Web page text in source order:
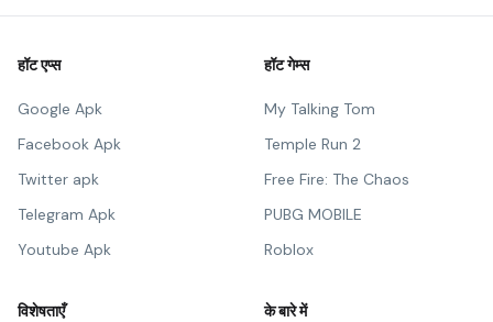
हॉट एप्स
Google Apk
Facebook Apk
Twitter apk
Telegram Apk
Youtube Apk
हॉट गेम्स
My Talking Tom
Temple Run 2
Free Fire: The Chaos
PUBG MOBILE
Roblox
विशेषताएँ के बारे में